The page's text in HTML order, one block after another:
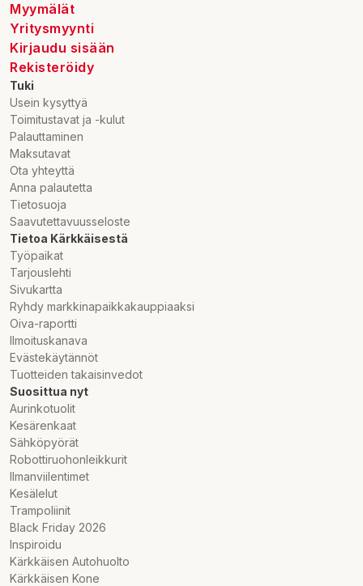
Myymälät
Yritysmyynti
Kirjaudu sisään
Rekisteröidy
Tuki
Usein kysyttyä
Toimitustavat ja -kulut
Palauttaminen
Maksutavat
Ota yhteyttä
Anna palautetta
Tietosuoja
Saavutettavuusseloste
Tietoa Kärkkäisestä
Työpaikat
Tarjouslehti
Sivukartta
Ryhdy markkinapaikkakauppiaaksi
Oiva-raportti
Ilmoituskanava
Evästekäytännöt
Tuotteiden takaisinvedot
Suosittua nyt
Aurinkotuolit
Kesärenkaat
Sähköpyörät
Robottiruohonleikkurit
Ilmanviilentimet
Kesälelut
Trampoliinit
Black Friday 2026
Inspiroidu
Kärkkäisen Autohuolto
Kärkkäisen Kone